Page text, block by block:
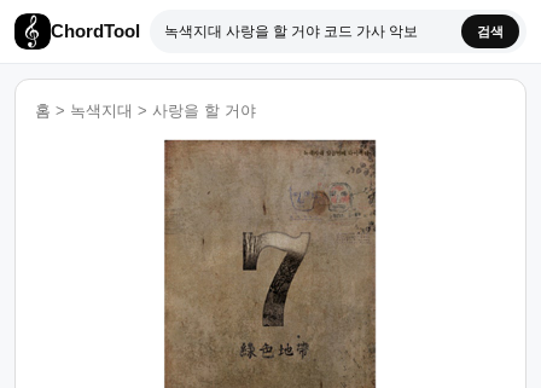
ChordTool 검색
홈 > 녹색지대 > 사랑을 할 거야